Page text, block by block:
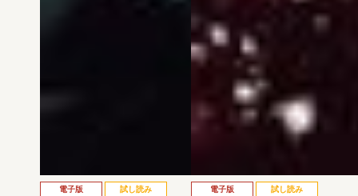
電子版 試し読み 電子版 試し読み